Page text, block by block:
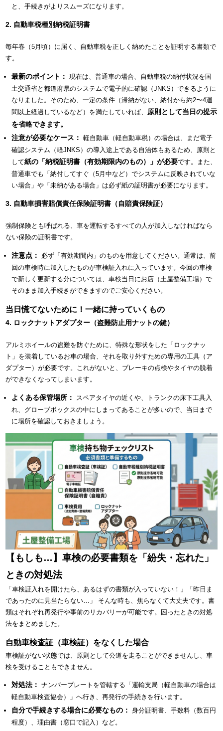
と、手続きがよりスムーズになります。
2. 自動車税種別納税証明書
毎年春（5月頃）に届く、自動車税を正しく納めたことを証明する書類で
す。
最新のポイント： 現在は、普通車の場合、自動車税の納付状況を国
土交通省と都道府県のシステムで電子的に確認（JNKS）できるように
なりました。そのため、一定の条件（滞納がない、納付から約2〜4週
間以上経過しているなど）を満たしていれば、 原則として当日の提示
を省略できます。
注意が必要なケース： 軽自動車（軽自動車税）の場合は、まだ電子
確認システム（軽JNKS）の導入途上である自治体もあるため、原則と
して紙の「納税証明書（有効期限内のもの）」が必要です。また、
普通車でも「納付してすぐ（5月中など）でシステムに反映されていな
い場合」や「未納がある場合」は必ず紙の証明書が必要になります。
3. 自動車損害賠償責任保険証明書（自賠責保険証）
強制保険とも呼ばれる、車を運転するすべての人が加入しなければなら
ない保険の証明書です。
注意点：
必ず「有効期間内」のものを用意してください。通常は、前
回の車検時に加入したものが車検証入れに入っています。今回の車検
で新しく更新する分については、車検当日にお店（土屋整備工場）で
そのまま加入手続きができますのでご安心ください。
当日慌てないために！一緒に持っていくもの
4. ロックナットアダプター（盗難防止用ナットの鍵）
アルミホイールの盗難を防ぐために、特殊な形状をした「ロックナッ
ト」を装着しているお車の場合、それを取り外すための専用の工具（ア
ダプター）が必要です。これがないと、ブレーキの点検やタイヤの脱着
ができなくなってしまいます。
よくある保管場所：
スペアタイヤの近くや、トランクの床下工具入
れ、グローブボックスの中にしまってあることが多いので、当日まで
に場所を確認しておきましょう。
【もしも…】車検の必要書類を「紛失・忘れた」
ときの対処法
「車検証入れを開けたら、あるはずの書類が入っていない！」「昨日ま
であったのに見当たらない…」 そんな時も、焦らなくて大丈夫です。書
類はそれぞれ再発行や事前のリカバリーが可能です。困ったときの対処
法をまとめました。
自動車検査証（車検証）をなくした場合
車検証がない状態では、原則として公道を走ることができませんし、車
検を受けることもできません。
対処法： ナンバープレートを管轄する「運輸支局（軽自動車の場合は
軽自動車検査協会）」へ行き、再発行の手続きを行います。
自分で手続きする場合に必要なもの： 身分証明書、手数料（数百円
程度）、理由書（窓口で記入）など。